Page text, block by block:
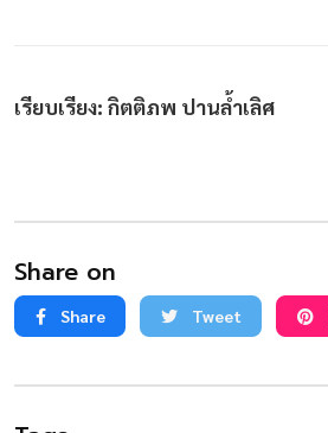
เรียบเรียง: กิตติภพ ปานล้ำเลิศ
Share on
Share Tweet